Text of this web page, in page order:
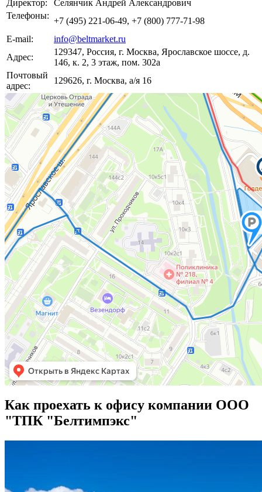
Директор:
Селянчик Андрей Александрович
Телефоны:
+7 (495) 221-06-49, +7 (800) 777-71-98
E-mail:
info@beltmarket.ru
Адрес:
129347, Россия, г. Москва, Ярославское шоссе, д.
146, к. 2, 3 этаж, пом. 302a
Почтовый
адрес:
129626, г. Москва, а/я 16
Как проехать к офису компании ООО
"ТПК "Белтимпэкс"